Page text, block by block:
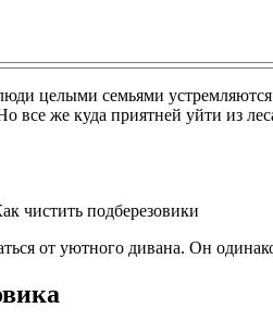
целыми семьями
все же куда приятней уйти из
от уютного дивана. Он